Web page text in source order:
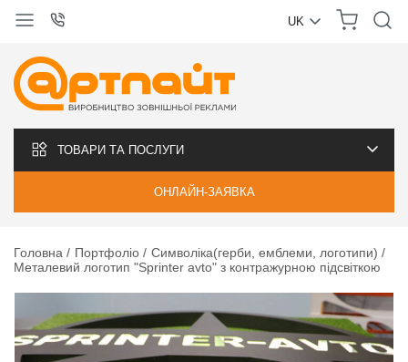
UK
ТОВАРИ ТА ПОСЛУГИ
ОНЛАЙН-ЗАЯВКА
Головна Портфоліо
Символіка(герби, емблеми, логотипи)
Металевий логотип "Sprinter avto" з контражурною підсвіткою